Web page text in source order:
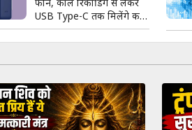
USB Type-C तक मिलेंगे कई
फीचर्स